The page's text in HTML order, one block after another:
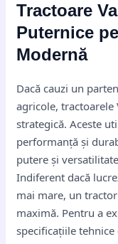
Tractoare
Puternice
Modernă
Dacă cauzi un
agricole, tractoarele
strategică. Aceste
performanță și
putere și
Indiferent dacă
mai mare, un
maximă. Pentru a
specificațiile